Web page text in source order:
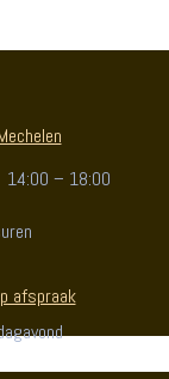
14:00 – 18:00
afspraak